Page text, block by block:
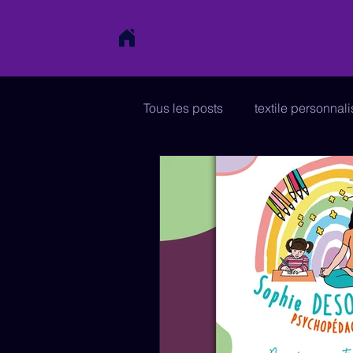
Tous les posts textile
papeterie
charte graphique